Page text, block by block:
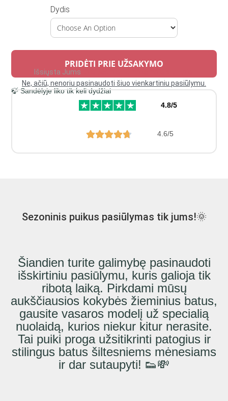
Dydis
PRIDĖTI PRIE UŽSAKYMO
Išsiųsta Jums
Ne, ačiū, nenoriu pasinaudoti šiuo vienkartiniu pasiūlymu.
🍃 Sandėlyje liko tik keli dydžiai
4.8/5
4.6/5
Sezoninis puikus pasiūlymas tik jums!🌞
Šiandien turite galimybę pasinaudoti
išskirtiniu pasiūlymu, kuris galioja tik
ribotą laiką. Pirkdami mūsų
aukščiausios kokybės žieminius batus,
gausite vasaros modelį už specialią
nuolaidą, kurios niekur kitur nerasite.
Tai puiki proga užsitikrinti patogius ir
stilingus batus šiltesniems mėnesiams
ir dar sutaupyti! 👟💸